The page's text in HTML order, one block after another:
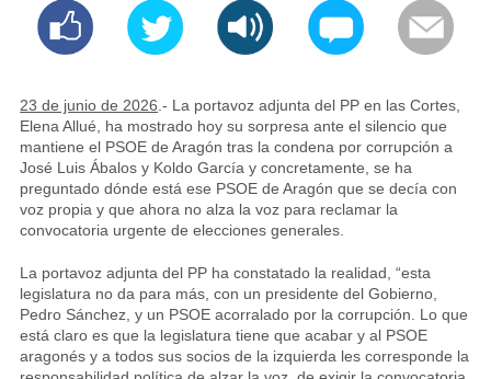
23 de junio de 2026 .- La portavoz adjunta del PP en las Cortes,
Elena Allué, ha mostrado hoy su sorpresa ante el silencio que
mantiene el PSOE de Aragón tras la condena por corrupción a
José Luis Ábalos y Koldo García y concretamente, se ha
preguntado dónde está ese PSOE de Aragón que se decía con
voz propia y que ahora no alza la voz para reclamar la
convocatoria urgente de elecciones generales.
La portavoz adjunta del PP ha constatado la realidad, “esta
legislatura no da para más, con un presidente del Gobierno,
Pedro Sánchez, y un PSOE acorralado por la corrupción. Lo que
está claro es que la legislatura tiene que acabar y al PSOE
aragonés y a todos sus socios de la izquierda les corresponde la